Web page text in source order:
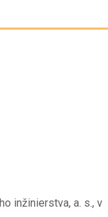
inžinierstva, a. s., v